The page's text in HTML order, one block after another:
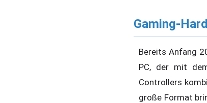
Gaming-
Bereits Anfang
PC, der mit
Controllers
große Format